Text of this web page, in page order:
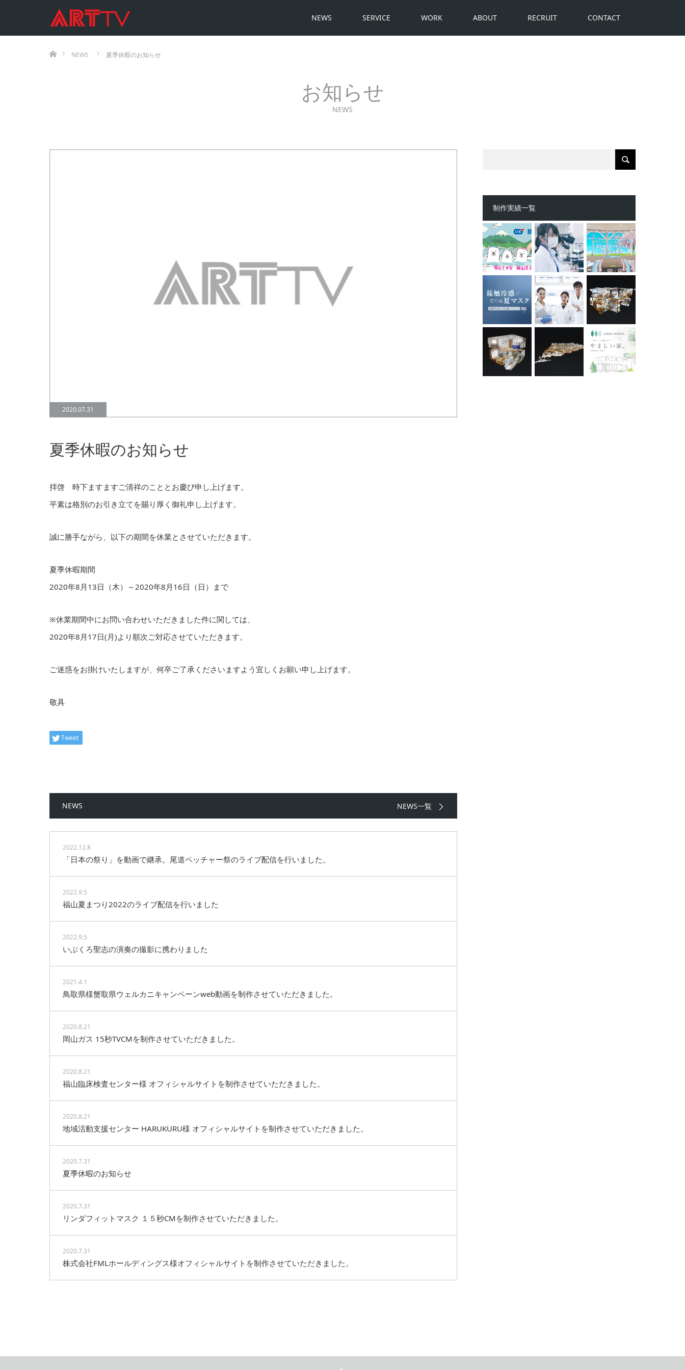
NEWS SERVICE WORK ABOUT RECRUIT CONTACT
NEWS
夏季休暇のお知らせ
お知らせ
NEWS
2020.07.31
夏季休暇のお知らせ
拝啓 時下ますますご清祥のこととお慶び申し上げます。
平素は格別のお引き立てを賜り厚く御礼申し上げます。
誠に勝手ながら、以下の期間を休業とさせていただきます。
夏季休暇期間
2020年8月13日（木）～2020年8月16日（日）まで
※休業期間中にお問い合わせいただきました件に関しては、
2020年8月17日(月)より順次ご対応させていただきます。
ご迷惑をお掛けいたしますが、何卒ご了承くださいますよう宜しくお願い申し上げます。
敬具
Tweet
NEWS NEWS一覧
2022.12.8
「日本の祭り」を動画で継承。尾道ベッチャー祭のライブ配信を行いました。
2022.9.5
福山夏まつり2022のライブ配信を行いました
2022.9.5
いぶくろ聖志の演奏の撮影に携わりました
2021.4.1
鳥取県様蟹取県ウェルカニキャンペーンweb動画を制作させていただきました。
2020.8.21
岡山ガス 15秒TVCMを制作させていただきました。
2020.8.21
福山臨床検査センター様 オフィシャルサイトを制作させていただきました。
2020.8.21
地域活動支援センター HARUKURU様 オフィシャルサイトを制作させていただきました。
2020.7.31
夏季休暇のお知らせ
2020.7.31
リンダフィットマスク １５秒CMを制作させていただきました。
2020.7.31
株式会社FMLホールディングス様オフィシャルサイトを制作させていただきました。
制作実績一覧